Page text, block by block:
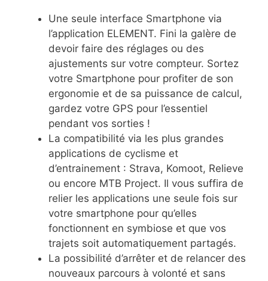
Une seule interface Smartphone via
l’application ELEMENT. Fini la galère de
devoir faire des réglages ou des
ajustements sur votre compteur. Sortez
votre Smartphone pour profiter de son
ergonomie et de sa puissance de calcul,
gardez votre GPS pour l’essentiel
pendant vos sorties !
La compatibilité via les plus grandes
applications de cyclisme et
d’entrainement : Strava, Komoot, Relieve
ou encore MTB Project. Il vous suffira de
relier les applications une seule fois sur
votre smartphone pour qu’elles
fonctionnent en symbiose et que vos
trajets soit automatiquement partagés.
La possibilité d’arrêter et de relancer des
nouveaux parcours à volonté et sans